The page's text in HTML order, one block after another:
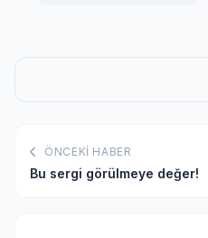
ÖNCEKI HABER
Bu sergi görülmeye değer!